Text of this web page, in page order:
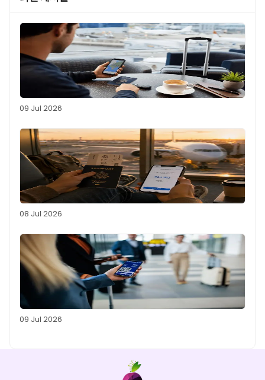
09 Jul 2026
08 Jul 2026
09 Jul 2026